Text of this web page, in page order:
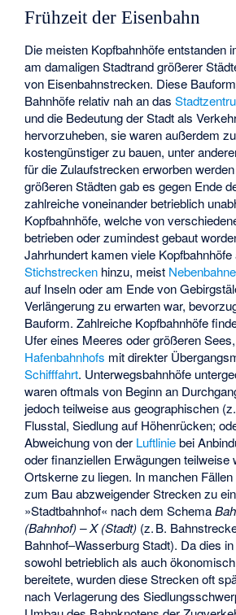
Frühzeit der Eisenbahn
Die meisten Kopfbahnhöfe entstanden
am damaligen Stadtrand größerer
von Eisenbahnstrecken. Diese
Bahnhöfe relativ nah an das
und die Bedeutung der Stadt als
hervorzuheben, sie waren außerdem
kostengünstiger zu bauen, unter
für die Zulaufstrecken erworben
größeren Städten gab es gegen Ende
zahlreiche voneinander betrieblich
Kopfbahnhöfe, welche von
betrieben oder zumindest gebaut
Jahrhundert kamen viele
Stichstrecken hinzu, meist
auf Inseln oder am Ende von
Verlängerung zu erwarten war,
Bauform. Zahlreiche Kopfbahnhöfe
Ufer eines Meeres oder größeren
Hafenbahnhofs mit direkter
Schifffahrt. Unterwegsbahnhöfe
waren oftmals von Beginn an
jedoch teilweise aus geographischen
Flusstal, Siedlung auf Höhenrücken;
Abweichung von der Luftliniebei
oder finanziellen Erwägungen teilweise
Ortskerne zu liegen. In manchen
zum Bau abzweigender Strecken zu
»Stadtbahnhof« nach dem Schema
(Bahnhof) – X (Stadt) (z. B.
Bahnhof–Wasserburg Stadt). Da dies
sowohl betrieblich als auch
bereitete, wurden diese Strecken oft
nach Verlagerung des